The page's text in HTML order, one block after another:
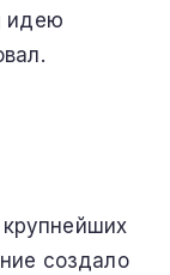
идею
создало